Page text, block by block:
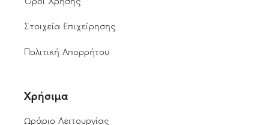
Στοιχεία Επιχείρησης
Πολιτική Απορρήτου
Χρήσιμα
Ωράριο Λειτουργίας